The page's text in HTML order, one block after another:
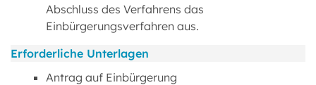
Abschluss des Verfahrens das
Einbürgerungsverfahren aus.
Erforderliche Unterlagen
Antrag auf Einbürgerung